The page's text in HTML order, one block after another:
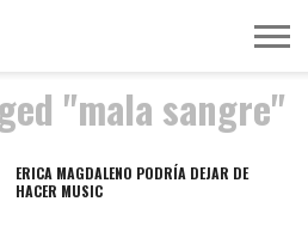
"mala sangre"
ERICA MAGDALENO PODRÍA DEJAR DE
HACER MUSIC